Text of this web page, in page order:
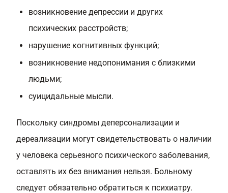
возникновение депрессии и других
психических расстройств;
нарушение когнитивных функций;
возникновение недопонимания с близкими
людьми;
суицидальные мысли.
Поскольку синдромы деперсонализации и
дереализации могут свидетельствовать о наличии
у человека серьезного психического заболевания,
оставлять их без внимания нельзя. Больному
следует обязательно обратиться к психиатру.